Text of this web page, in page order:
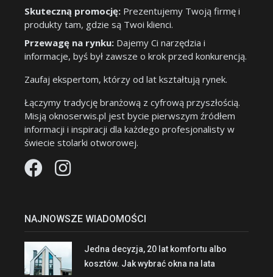
Skuteczną promocję: Prezentujemy Twoją firmę i
produkty tam, gdzie są Twoi klienci.
Przewagę na rynku: Dajemy Ci narzędzia i
informacje, byś był zawsze o krok przed konkurencją.
Zaufaj ekspertom, którzy od lat kształtują rynek.
Łączymy tradycję branżową z cyfrową przyszłością.
Misją oknoserwis.pl jest bycie pierwszym źródłem
informacji i inspiracji dla każdego profesjonalisty w
świecie stolarki otworowej.
NAJNOWSZE WIADOMOŚCI
Jedna decyzja, 20 lat komfortu albo
kosztów. Jak wybrać okna na lata